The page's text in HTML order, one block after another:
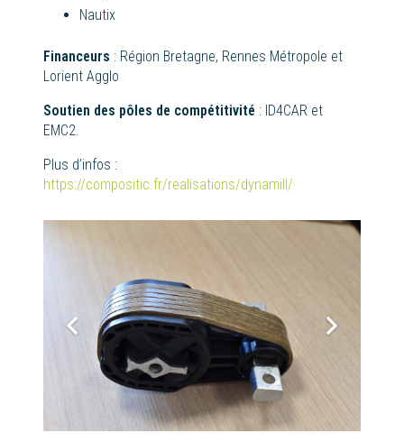
Nautix
Financeurs : Région Bretagne, Rennes Métropole et
Lorient Agglo
Soutien des pôles de compétitivité : ID4CAR et
EMC2.
Plus d’infos :
https://compositic.fr/realisations/dynamill/